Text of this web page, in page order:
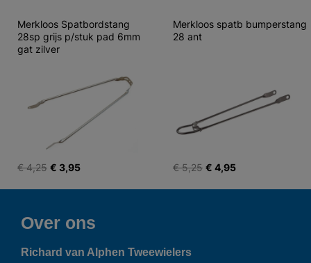
Merkloos Spatbordstang
28sp grijs p/stuk pad 6mm
gat zilver
€ 4,25 € 3,95
Merkloos spatb bumperstang
28 ant
€ 5,25 € 4,95
Over ons
Richard van Alphen Tweewielers